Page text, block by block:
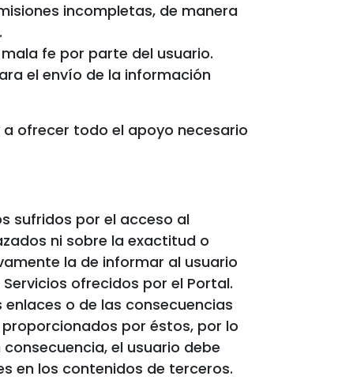
incompletas, de manera
fe por parte del usuario.
el envío de la información
a ofrecer todo el apoyo necesario
sufridos por el acceso al
ni sobre la exactitud o
la de informar al usuario
ofrecidos por el Portal.
o de las consecuencias
por éstos, por lo
el usuario debe
en los contenidos de terceros.